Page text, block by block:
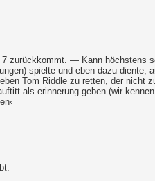
zurückkommt. — Kann höchstens
spielte und eben dazu diente,
Tom Riddle zu retten, der nicht
als erinnerung geben (wir kennen